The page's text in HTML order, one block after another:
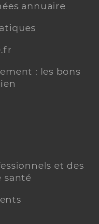
annuaire
: les bons
et des
santé